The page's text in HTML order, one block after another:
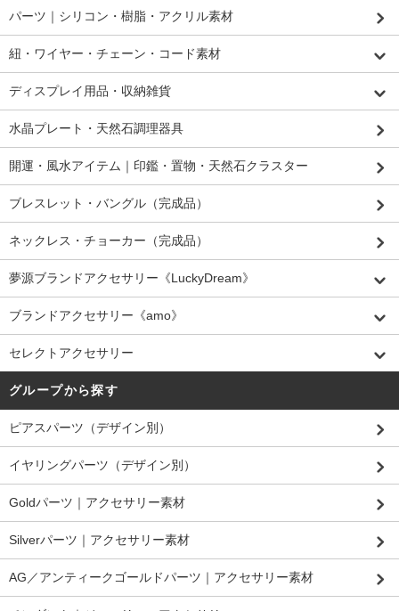
パーツ｜シリコン・樹脂・アクリル素材
紐・ワイヤー・チェーン・コード素材
ディスプレイ用品・収納雑貨
水晶プレート・天然石調理器具
開運・風水アイテム｜印鑑・置物・天然石クラスター
ブレスレット・バングル（完成品）
ネックレス・チョーカー（完成品）
夢源ブランドアクセサリー《LuckyDream》
ブランドアクセサリー《amo》
セレクトアクセサリー
グループから探す
ピアスパーツ（デザイン別）
イヤリングパーツ（デザイン別）
Goldパーツ｜アクセサリー素材
Silverパーツ｜アクセサリー素材
AG／アンティークゴールドパーツ｜アクセサリー素材